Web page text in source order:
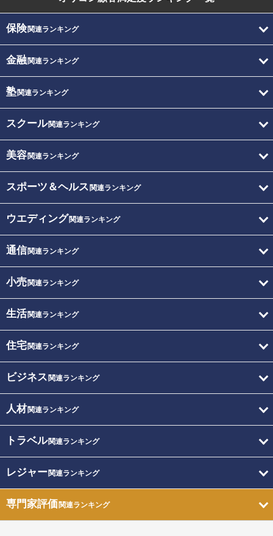
保険関連ランキング
金融関連ランキング
塾関連ランキング
スクール関連ランキング
美容関連ランキング
スポーツ＆ヘルス 関連ランキング
ウエディング関連ランキング
通信関連ランキング
小売関連ランキング
生活関連ランキング
住宅関連ランキング
ビジネス 関連ランキング
人材関連ランキング
トラベル関連ランキング
レジャー関連ランキング
専門家評価関連ランキング